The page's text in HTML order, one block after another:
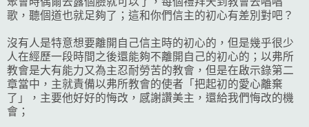
歌，聽個道也就足夠了；這和你們信主的初心有差別對吧？
沒有人是特意想要離開自己信主時的初心的，但是幾乎很少
人在經歷一段時間之後還能夠不離開自己的初心的；以弗所
教會是大有能力又為主忍耐勞苦的教會，但是在啟示錄第二
章當中，主就責備以弗所教會的使者「把起初的愛心離棄
了」，主要他好好的悔改，感謝讚美主，還給我們悔改的機
會；